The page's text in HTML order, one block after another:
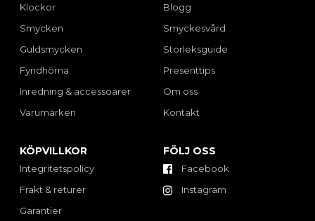
Klockor
Smycken
Guldsmycken
Fyndhörna
Inredning & accessoarer
Varumärken
Blogg
Smyckesvård
Storleksguide
Presenttips
Om oss
Kontakt
KÖPVILLKOR
Integritetspolicy
Frakt & returer
Garantier
FÖLJ OSS
Facebook
Instagram